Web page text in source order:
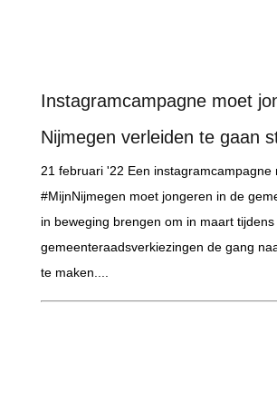
Instagramcampagne moet
Nijmegen verleiden te gaan
21 februari '22 Een instagramcampagne
#MijnNijmegen moet jongeren in de
in beweging brengen om in maart tijdens
gemeenteraadsverkiezingen de gang
te maken....